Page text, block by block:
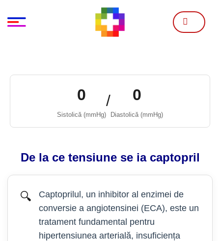
content
0
Sistolică (mmHg)
/ 0
Diastolică (mmHg)
De la ce tensiune se ia captopril
🔍
Captoprilul, un inhibitor al enzimei de
conversie a angiotensinei (ECA), este un
tratament fundamental pentru
hipertensiunea arterială, insuficiența